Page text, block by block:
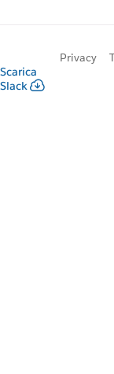
Scarica
Slack
Privacy